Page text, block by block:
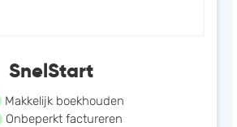
SnelStart
Makkelijk boekhouden
Onbeperkt factureren